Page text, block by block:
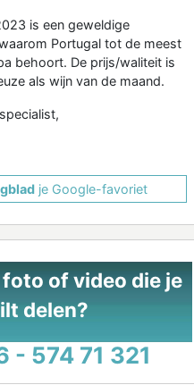
is een geweldige
Portugal tot de meest
behoort. De prijs/waliteit is
als wijn van de maand.
je Google-favoriet
of video die je
delen?
- 574 71 321